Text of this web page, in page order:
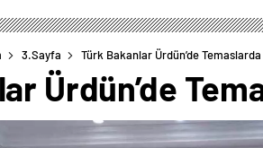
3.Sayfa Türk Bakanlar Ürdün’de
Ürdün’de